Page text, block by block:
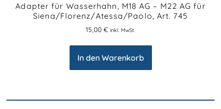
Adapter für Wasserhahn, M18 AG – M22 AG für
Siena/Florenz/Atessa/Paolo, Art. 745
15,00 € inkl. MwSt.
In den Warenkorb